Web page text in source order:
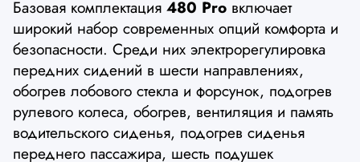
Базовая комплектация 480 Pro включает
широкий набор современных опций комфорта и
безопасности. Среди них электрорегулировка
передних сидений в шести направлениях,
обогрев лобового стекла и форсунок, подогрев
рулевого колеса, обогрев, вентиляция и память
водительского сиденья, подогрев сиденья
переднего пассажира, шесть подушек